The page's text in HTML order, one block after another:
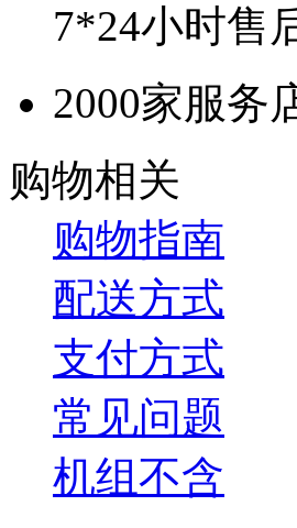
7*24小时售
2000家服务
购物相关
购物指南
配送方式
支付方式
常见问题
机组不含